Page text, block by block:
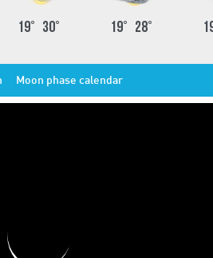
19° 30° 19° 28°
Moon phase calendar